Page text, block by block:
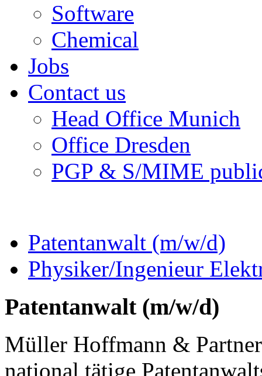
Software
Chemical
Jobs
Contact us
Head Office Munich
Office Dresden
PGP & S/MIME
Patentanwalt (m/w/d)
Physiker/Ingenieur
Patentanwalt (m/w/d)
Müller Hoffmann &
national tätige